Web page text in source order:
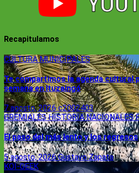
Recapitulamos
CULTURAMUNICIPALES
Te compartimos la agenda cultural
semana en Ituzaingó
7 agosto, 2026c2002403
GREMIALESHISTORIANACIONALES
El paso del más lento y los regresos
5 agosto, 2026Gustavo Zapata
KOI-GEEK